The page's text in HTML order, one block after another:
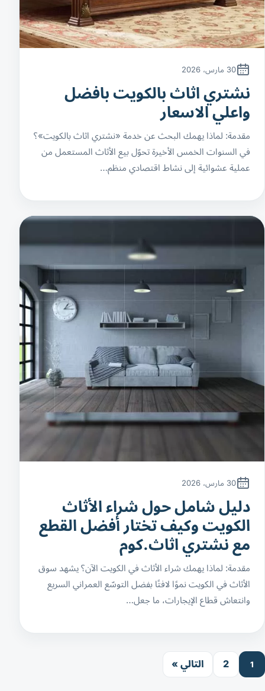
30 مارس، 2026
نشتري اثاث بالكويت بافضل
واعلي الاسعار
مقدمة: لماذا يهمك البحث عن خدمة «نشتري اثاث بالكويت»؟
في السنوات الخمس الأخيرة تحوّل بيع الأثاث المستعمل من
عملية عشوائية إلى نشاط اقتصادي منظم…
30 مارس، 2026
دليل شامل حول شراء الأثاث
الكويت وكيف تختار أفضل القطع
مع نشتري اثاث.كوم
مقدمة: لماذا يهمك شراء الأثاث في الكويت الآن؟ يشهد سوق
الأثاث في الكويت نموًا لافتًا بفضل التوسّع العمراني السريع
وانتعاش قطاع الإيجارات، ما جعل…
1
2 التالي »